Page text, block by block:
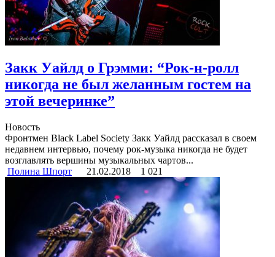
Закк Уайлд о Грэмми: “Рок-н-ролл
никогда не был желанным гостем на
этой вечеринке”
Новость
Фронтмен Black Label Society Закк Уайлд рассказал в своем
недавнем интервью, почему рок-музыка никогда не будет
возглавлять вершины музыкальных чартов...
Полина Шпорт
21.02.2018 1 021